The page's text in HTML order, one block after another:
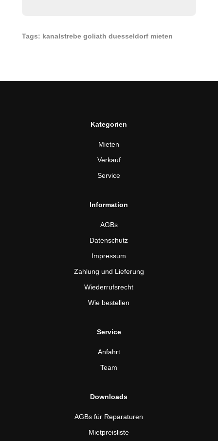
Tags: kanalstrebe goliath duesseldorf mieten
Kategorien
Mieten
Verkauf
Service
Information
AGBs
Datenschutz
Impressum
Zahlung und Lieferung
Wiederrufsrecht
Wie bestellen
Service
Anfahrt
Team
Downloads
AGBs für Reparaturen
Mietpreisliste